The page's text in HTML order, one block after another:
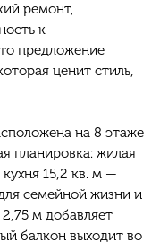
ремонт,
к
предложение
ценит стиль,
на 8 этаже
планировка: жилая
15,2 кв. м —
семейной жизни и
м добавляет
балкон выходит во